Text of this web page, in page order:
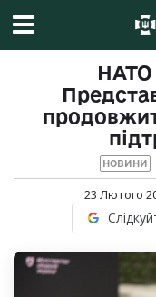
НАТО
НОВИНИ
23 Лютого